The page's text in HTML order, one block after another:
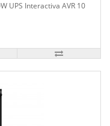
UPS Interactiva AVR 10